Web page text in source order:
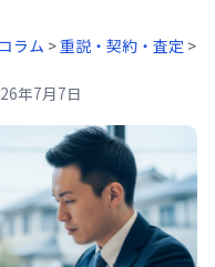
ラム >重説・契約・査定 >
年7月7日